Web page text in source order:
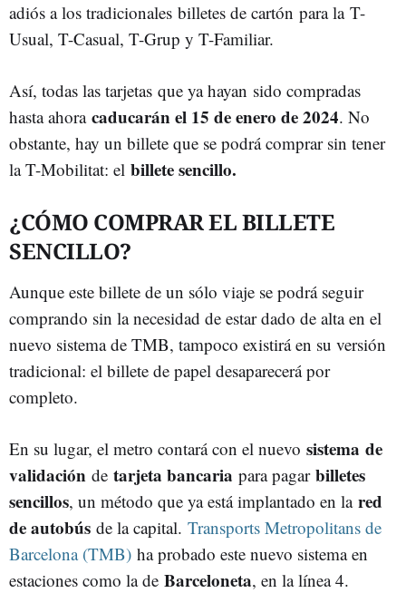
adiós a los tradicionales billetes de cartón para la T-
Usual, T-Casual, T-Grup y T-Familiar.
Así, todas las tarjetas que ya hayan sido compradas
hasta ahora caducarán el 15 de enero de 2024. No
obstante, hay un billete que se podrá comprar sin tener
la T-Mobilitat: el billete sencillo.
¿CÓMO COMPRAR EL BILLETE
SENCILLO?
Aunque este billete de un sólo viaje se podrá seguir
comprando sin la necesidad de estar dado de alta en el
nuevo sistema de TMB, tampoco existirá en su versión
tradicional: el billete de papel desaparecerá por
completo.
En su lugar, el metro contará con el nuevo sistema de
validación de tarjeta bancaria para pagar billetes
sencillos, un método que ya está implantado en la red
de autobús de la capital. Transports Metropolitans de
Barcelona (TMB) ha probado este nuevo sistema en
estaciones como la de Barceloneta, en la línea 4.